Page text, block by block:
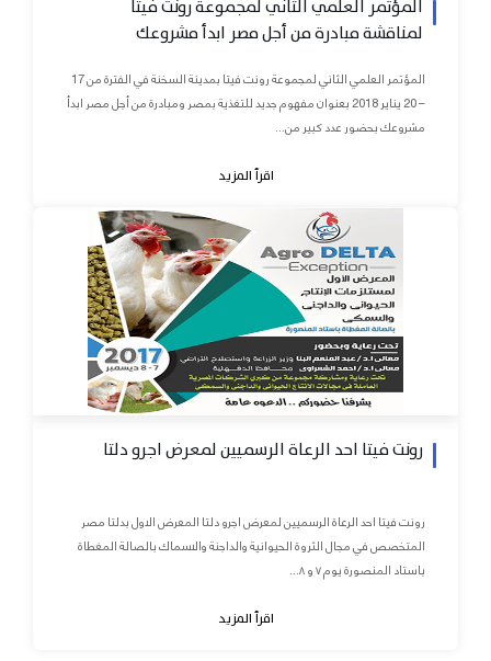
المؤتمر العلمي الثاني لمجموعة رونت فيتا
لمناقشة مبادرة من أجل مصر ابدأ مشروعك
المؤتمر العلمي الثاني لمجموعة رونت فيتا بمدينة السخنة في الفترة من 17
– 20 يناير 2018 بعنوان مفهوم جديد للتغذية بمصر ومبادرة من أجل مصر ابدأ
مشروعك بحضور عدد كبير من...
اقرأ المزيد
رونت فيتا احد الرعاة الرسميين لمعرض اجرو دلتا
رونت فيتا احد الرعاة الرسميين لمعرض اجرو دلتا المعرض الاول بدلتا مصر
المتخصص في مجال الثروة الحيوانية والداجنة والاسماك بالصالة المغطاة
باستاد المنصورة يوم ٧ و ٨...
اقرأ المزيد